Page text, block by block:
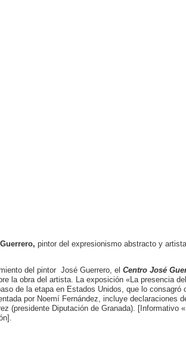
pintor del expresionismo abstracto y
del pintor José Guerrero, el Centro José
la obra del artista. La exposición «La presencia
de la etapa en Estados Unidos, que lo consagró
por Noemí Fernández, incluye declaraciones
(presidente Diputación de Granada). [Informativo